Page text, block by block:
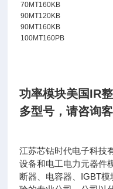
70MT160KB
90MT120KB
90MT160KB
100MT160PB
功率模块美国IR
多型号，请咨询
江苏芯钻时代电子科技
设备和电工电力元器件
断器、电容器、IGBT